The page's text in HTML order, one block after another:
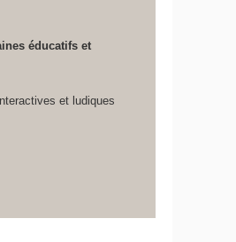
éducatifs et
et ludiques